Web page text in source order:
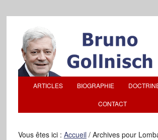
ARTICLES BIOGRAPHIE
CONTACT
Vous êtes ici : Accueil /Archives pour